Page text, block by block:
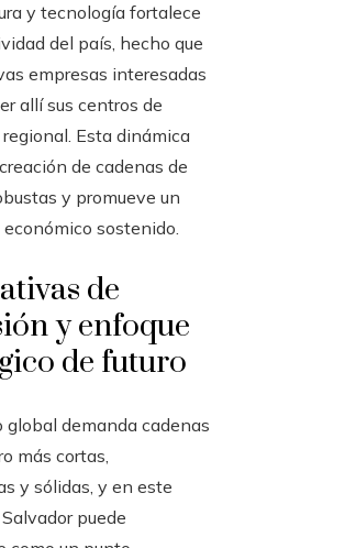
y tecnología fortalece
del país, hecho que
empresas interesadas
allí sus centros de
Esta dinámica
de cadenas de
y promueve un
sostenido.
de
y enfoque
de futuro
global demanda cadenas
más cortas,
y sólidas, y en este
puede